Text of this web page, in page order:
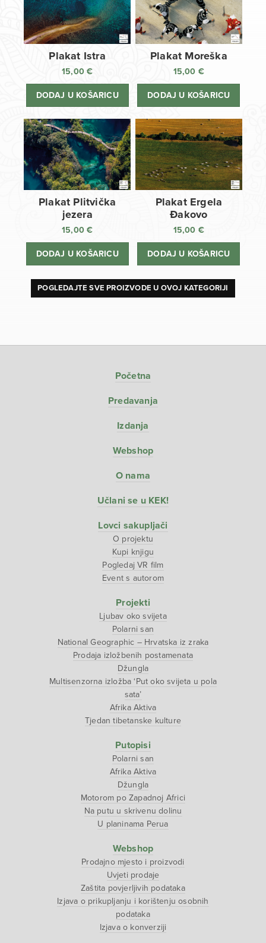
Plakat Istra
15,00€
DODAJ U KOŠARICU
Plakat Moreška
15,00 €
DODAJ U KOŠARICU
Plakat Plitvička
jezera
15,00€
DODAJ U KOŠARICU
Plakat Ergela
Đakovo
15,00 €
DODAJ U KOŠARICU
POGLEDAJTE SVE PROIZVODE U OVOJ KATEGORIJI
Početna
Predavanja
Izdanja
Webshop
O nama
Učlani se u KEK!
Lovci sakupljači
O projektu
Kupi knjigu
Pogledaj VR film
Event s autorom
Projekti
Ljubav oko svijeta
Polarni san
National Geographic – Hrvatska iz zraka
Prodaja izložbenih postamenata
Džungla
Multisenzorna izložba ‘Put oko svijeta u pola
sata’
Afrika Aktiva
Tjedan tibetanske kulture
Putopisi
Polarni san
Afrika Aktiva
Džungla
Motorom po Zapadnoj Africi
Na putu u skrivenu dolinu
U planinama Perua
Webshop
Prodajno mjesto i proizvodi
Uvjeti prodaje
Zaštita povjerljivih podataka
Izjava o prikupljanju i korištenju osobnih
podataka
Izjava o konverziji